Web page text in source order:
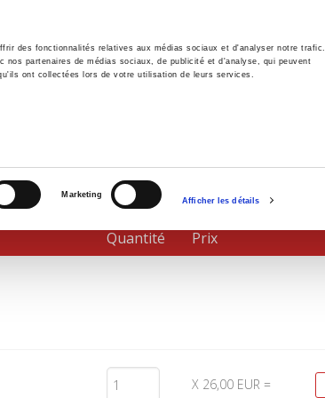
des fonctionnalités relatives aux médias sociaux et d'analyser notre trafic.
partenaires de médias sociaux, de publicité et d'analyse, qui peuvent
ont collectées lors de votre utilisation de leurs services.
Marketing
Afficher les détails
Histoire International
Quantité Prix
X 26,00 EUR =